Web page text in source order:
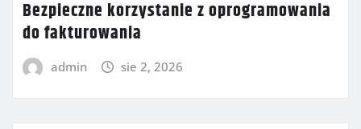
Bezpieczne korzystanie z oprogramowania
do fakturowania
admin sie 2, 2026